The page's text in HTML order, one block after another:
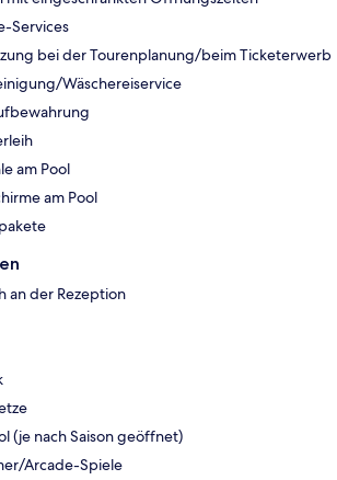
Services
bei der Tourenplanung/beim Ticketerwerb
Wäschereiservice
am Pool
am Pool
an der Rezeption
(je nach Saison geöffnet)
Arcade-Spiele